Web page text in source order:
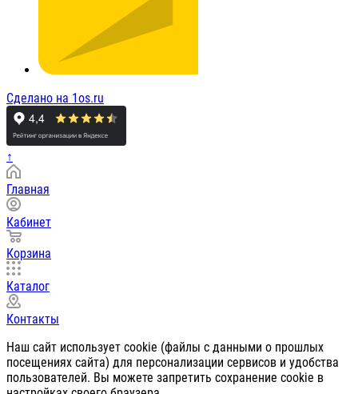
Сделано на 1os.ru
↑
Главная
Кабинет
Корзина
Каталог
Контакты
Наш сайт использует cookie (файлы с данными о прошлых
посещениях сайта) для персонализации сервисов и удобства
пользователей. Вы можете запретить сохранение cookie в